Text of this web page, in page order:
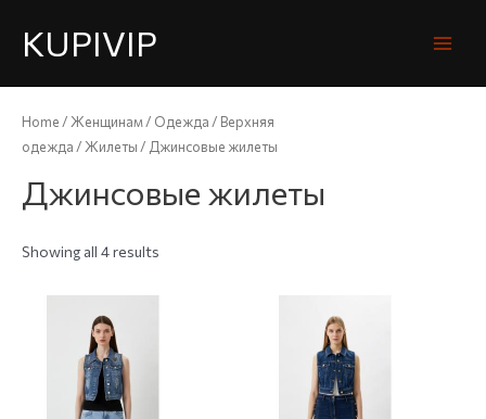
KUPIVIP
Home / Женщинам/ Одежда / Верхняя
одежда / Жилеты / Джинсовые жилеты
Джинсовые жилеты
Showing all 4 results